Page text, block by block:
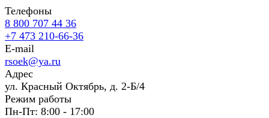
Телефоны
8 800 707 44 36
+7 473 210-66-36
E-mail
rsoek@ya.ru
Адрес
ул. Красный Октябрь, д. 2-Б/4
Режим работы
Пн-Пт: 8:00 - 17:00